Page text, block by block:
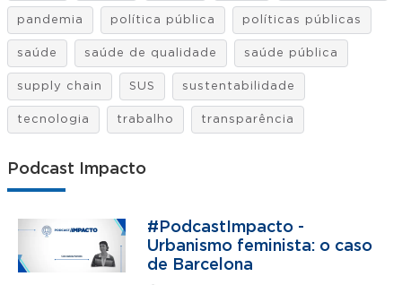
pandemia política pública políticas públicas
saúde saúde de qualidade saúde pública
supply chain SUS sustentabilidade
tecnologia trabalho transparência
Podcast Impacto
#PodcastImpacto -
Urbanismo feminista: o caso
de Barcelona